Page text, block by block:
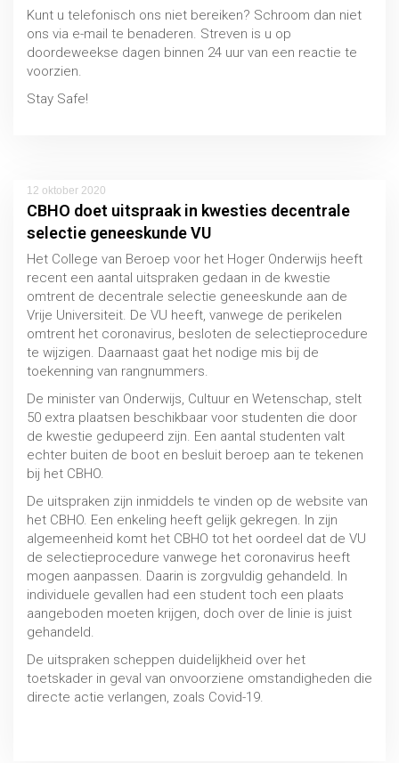
Kunt u telefonisch ons niet bereiken? Schroom dan niet
ons via e-mail te benaderen. Streven is u op
doordeweekse dagen binnen 24 uur van een reactie te
voorzien.
Stay Safe!
12 oktober 2020
CBHO doet uitspraak in kwesties decentrale
selectie geneeskunde VU
Het College van Beroep voor het Hoger Onderwijs heeft
recent een aantal uitspraken gedaan in de kwestie
omtrent de decentrale selectie geneeskunde aan de
Vrije Universiteit. De VU heeft, vanwege de perikelen
omtrent het coronavirus, besloten de selectieprocedure
te wijzigen. Daarnaast gaat het nodige mis bij de
toekenning van rangnummers.
De minister van Onderwijs, Cultuur en Wetenschap, stelt
50 extra plaatsen beschikbaar voor studenten die door
de kwestie gedupeerd zijn. Een aantal studenten valt
echter buiten de boot en besluit beroep aan te tekenen
bij het CBHO.
De uitspraken zijn inmiddels te vinden op de website van
het CBHO. Een enkeling heeft gelijk gekregen. In zijn
algemeenheid komt het CBHO tot het oordeel dat de VU
de selectieprocedure vanwege het coronavirus heeft
mogen aanpassen. Daarin is zorgvuldig gehandeld. In
individuele gevallen had een student toch een plaats
aangeboden moeten krijgen, doch over de linie is juist
gehandeld.
De uitspraken scheppen duidelijkheid over het
toetskader in geval van onvoorziene omstandigheden die
directe actie verlangen, zoals Covid-19.